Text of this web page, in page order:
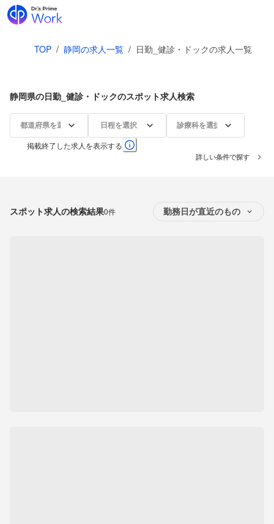
TOP / 静岡の求人一覧 / 日勤_健診・ドックの求人一覧
静岡県の日勤_健診・ドックのスポット求人検索
都道府県を選択 日程を選択 診療科を選択
掲載終了した求人を表示する
詳しい条件で探す
スポット求人の検索結果0件 勤務日が直近のもの